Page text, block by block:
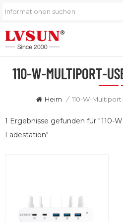
110-W-MULTIPORT-
Heim / 110-W-
1 Ergebnisse gefunden für "110-
Ladestation"